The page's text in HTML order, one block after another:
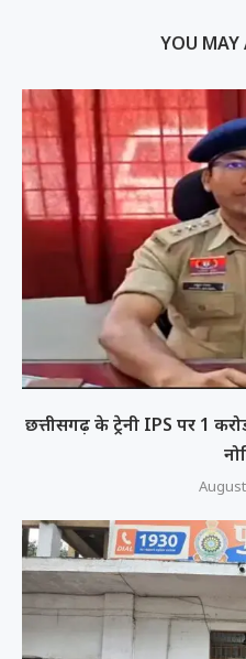
YOU MAY
छत्तीसगढ़ के ट्रेनी IPS पर 1